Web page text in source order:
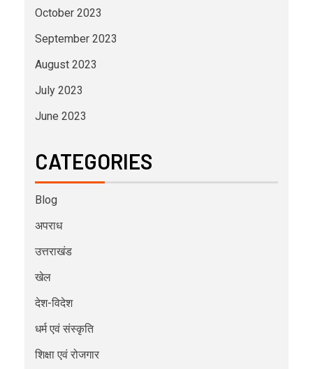
October 2023
September 2023
August 2023
July 2023
June 2023
CATEGORIES
Blog
अपराध
उत्तराखंड
खेल
देश-विदेश
धर्म एवं संस्कृति
शिक्षा एवं रोजगार